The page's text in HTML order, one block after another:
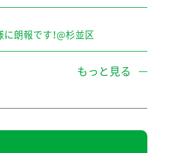
朗報です！@杉並区
もっと見る